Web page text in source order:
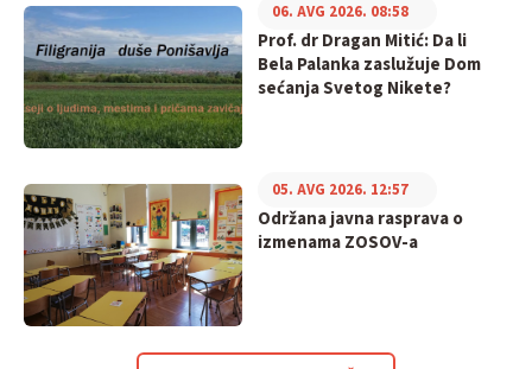
Prof. dr Dragan Mitić: Da li
Bela Palanka zaslužuje Dom
sećanja Svetog Nikete?
06. AVG 2026. 08:58
Održana javna rasprava o
izmenama ZOSOV-a
05. AVG 2026. 12:57